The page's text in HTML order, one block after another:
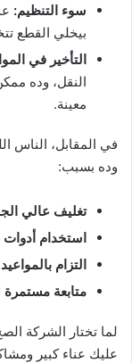
سوء التنظيم:
بيخلي القطع
التأخير في
النقل، وده
معينة.
في المقابل، الناس
وده بسبب:
تغليف عالي
استخدام أدوات
التزام
متابعة
لما تختار الشركة
عليك عناء كبير